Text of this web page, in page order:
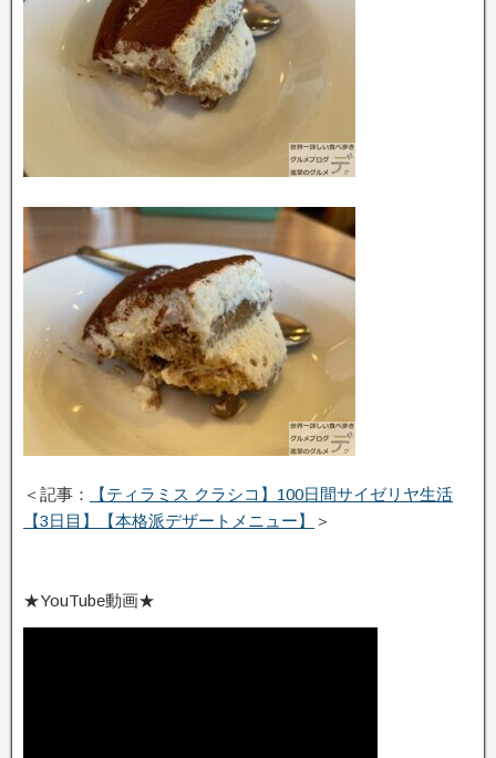
＜記事：
【ティラミス クラシコ】100日間サイゼリヤ生活
【3日目】【本格派デザートメニュー】
＞
★YouTube動画★